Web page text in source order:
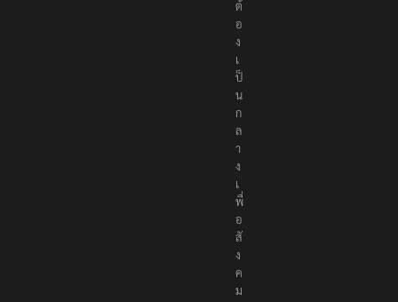
ถู
ก
ต้
อ
ง
เ
ป็
น
ก
ล
า
ง
เ
พื่
อ
สั
ง